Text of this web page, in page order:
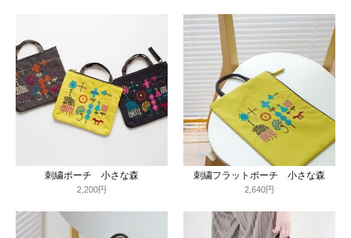
刺繍ポーチ 小さな森
2,200円
刺繍フラットポーチ 小さな森
2,640円